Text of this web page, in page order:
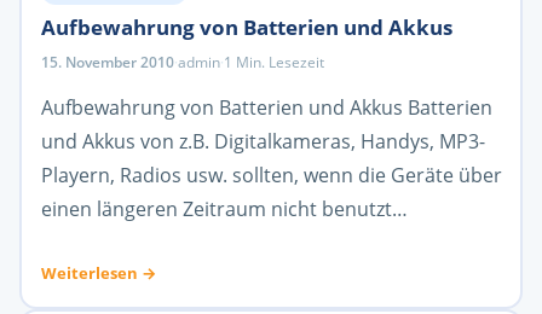
Aufbewahrung von Batterien und Akkus
15. November 2010·admin·1 Min. Lesezeit
Aufbewahrung von Batterien und Akkus Batterien
und Akkus von z.B. Digitalkameras, Handys, MP3-
Playern, Radios usw. sollten, wenn die Geräte über
einen längeren Zeitraum nicht benutzt…
Weiterlesen →